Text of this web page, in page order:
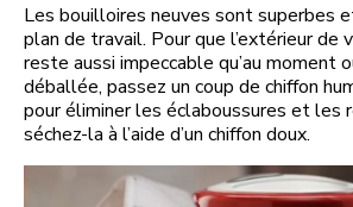
Les bouilloires neuves sont superbes
plan de travail. Pour que l’extérieur de
reste aussi impeccable qu’au moment
déballée, passez un coup de chiffon
pour éliminer les éclaboussures et les
séchez-la à l’aide d’un chiffon doux.